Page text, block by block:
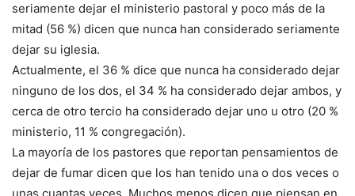
seriamente dejar el ministerio pastoral y poco más de la
mitad (56 %) dicen que nunca han considerado seriamente
dejar su iglesia.
Actualmente, el 36 % dice que nunca ha considerado dejar
ninguno de los dos, el 34 % ha considerado dejar ambos, y
cerca de otro tercio ha considerado dejar uno u otro (20 %
ministerio, 11 % congregación).
La mayoría de los pastores que reportan pensamientos de
dejar de fumar dicen que los han tenido una o dos veces o